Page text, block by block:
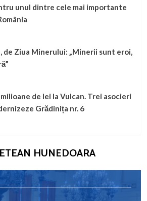
unul dintre cele mai importante
de Ziua Minerului: „Minerii sunt eroi,
de lei la Vulcan. Trei asocieri
Grădinița nr. 6
HUNEDOARA